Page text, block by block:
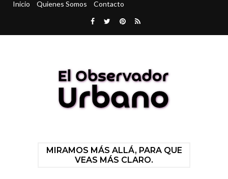
Inicio Quienes Somos Contacto
MIRAMOS MÁS ALLÁ, PARA QUE
VEAS MÁS CLARO.